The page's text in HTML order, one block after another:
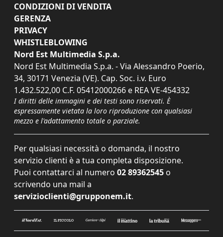
CONDIZIONI DI VENDITA
GERENZA
PRIVACY
WHISTLEBLOWING
Nord Est Multimedia S.p.a.
Nord Est Multimedia S.p.a. - Via Alessandro Poerio,
34, 30171 Venezia (VE). Cap. Soc. i.v. Euro
1.432.522,00 C.F. 05412000266 e REA VE-454332
I diritti delle immagini e dei testi sono riservati. È
espressamente vietata la loro riproduzione con qualsiasi
mezzo e l'adattamento totale o parziale.
Per qualsiasi necessità o domanda, il nostro
servizio clienti è a tua completa disposizione.
Puoi contattarci al numero 02 89362545 o
scrivendo una mail a
servizioclienti@grupponem.it.